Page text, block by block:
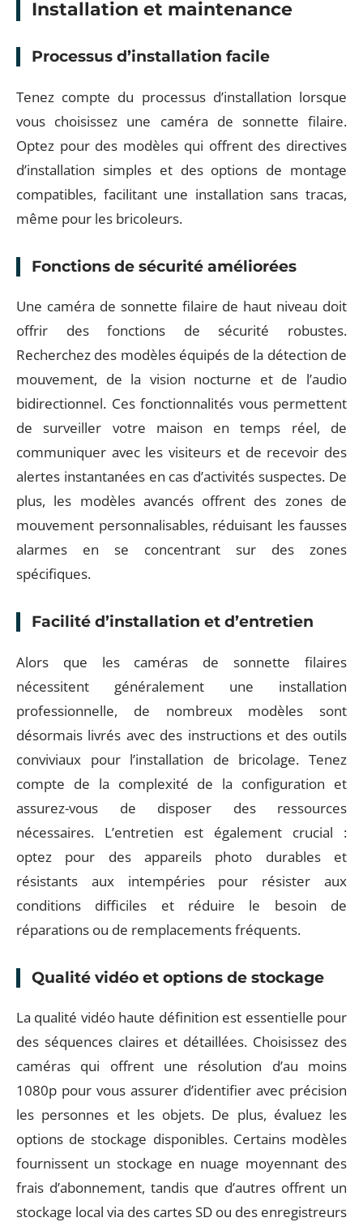
Installation et maintenance
Processus d’installation facile
Tenez compte du processus d’installation lorsque
vous choisissez une caméra de sonnette filaire.
Optez pour des modèles qui offrent des directives
d’installation simples et des options de montage
compatibles, facilitant une installation sans tracas,
même pour les bricoleurs.
Fonctions de sécurité améliorées
Une caméra de sonnette filaire de haut niveau doit
offrir des fonctions de sécurité robustes.
Recherchez des modèles équipés de la détection de
mouvement, de la vision nocturne et de l’audio
bidirectionnel. Ces fonctionnalités vous permettent
de surveiller votre maison en temps réel, de
communiquer avec les visiteurs et de recevoir des
alertes instantanées en cas d’activités suspectes. De
plus, les modèles avancés offrent des zones de
mouvement personnalisables, réduisant les fausses
alarmes en se concentrant sur des zones
spécifiques.
Facilité d’installation et d’entretien
Alors que les caméras de sonnette filaires
nécessitent généralement une installation
professionnelle, de nombreux modèles sont
désormais livrés avec des instructions et des outils
conviviaux pour l’installation de bricolage. Tenez
compte de la complexité de la configuration et
assurez-vous de disposer des ressources
nécessaires. L’entretien est également crucial :
optez pour des appareils photo durables et
résistants aux intempéries pour résister aux
conditions difficiles et réduire le besoin de
réparations ou de remplacements fréquents.
Qualité vidéo et options de stockage
La qualité vidéo haute définition est essentielle pour
des séquences claires et détaillées. Choisissez des
caméras qui offrent une résolution d’au moins
1080p pour vous assurer d’identifier avec précision
les personnes et les objets. De plus, évaluez les
options de stockage disponibles. Certains modèles
fournissent un stockage en nuage moyennant des
frais d’abonnement, tandis que d’autres offrent un
stockage local via des cartes SD ou des enregistreurs